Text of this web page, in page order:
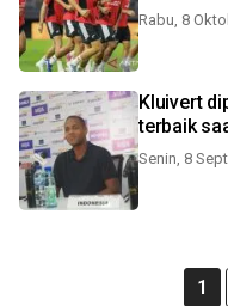
Rabu, 8
Kluivert
terbaik
Senin, 8
1